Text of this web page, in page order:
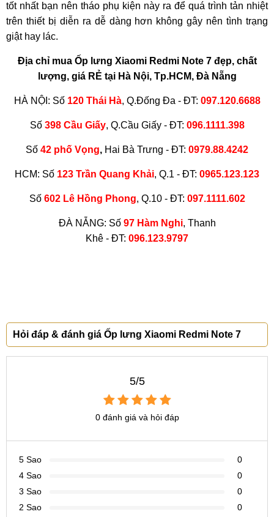
tốt nhất bạn nên tháo phụ kiện này ra để quá trình tản nhiệt
trên thiết bị diễn ra dễ dàng hơn không gây nên tình trạng
giật hay lác.
Địa chỉ mua Ốp lưng Xiaomi Redmi Note 7 đẹp, chất
lượng, giá RẺ tại Hà Nội, Tp.HCM, Đà Nẵng
HÀ NỘI: Số 120 Thái Hà, Q.Đống Đa - ĐT: 097.120.6688
Số 398 Cầu Giấy, Q.Cầu Giấy - ĐT: 096.1111.398
Số 42 phố Vọng, Hai Bà Trưng - ĐT: 0979.88.4242
HCM: Số 123 Trần Quang Khải, Q.1 - ĐT: 0965.123.123
Số 602 Lê Hồng Phong, Q.10 - ĐT: 097.1111.602
ĐÀ NẴNG: Số 97 Hàm Nghi, Thanh
Khê - ĐT: 096.123.9797
Hỏi đáp & đánh giá Ốp lưng Xiaomi Redmi Note 7
5/5
0 đánh giá và hỏi đáp
5 Sao
0
4 Sao
0
3 Sao
0
2 Sao
0